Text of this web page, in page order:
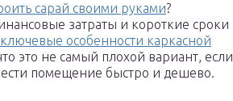
сарай своими руками?
затраты и короткие сроки
особенности каркасной
это не самый плохой вариант, если
помещение быстро и дешево.